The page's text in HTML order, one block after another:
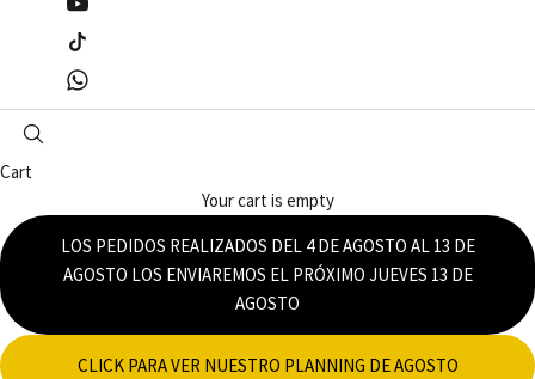
Cart
Your cart is empty
LOS PEDIDOS REALIZADOS DEL 4 DE AGOSTO AL 13 DE
AGOSTO LOS ENVIAREMOS EL PRÓXIMO JUEVES 13 DE
AGOSTO
CLICK PARA VER NUESTRO PLANNING DE AGOSTO